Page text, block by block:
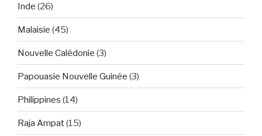
Inde (26)
Malaisie (45)
Nouvelle Calédonie (3)
Papouasie Nouvelle Guinée (3)
Philippines (14)
Raja Ampat(15)